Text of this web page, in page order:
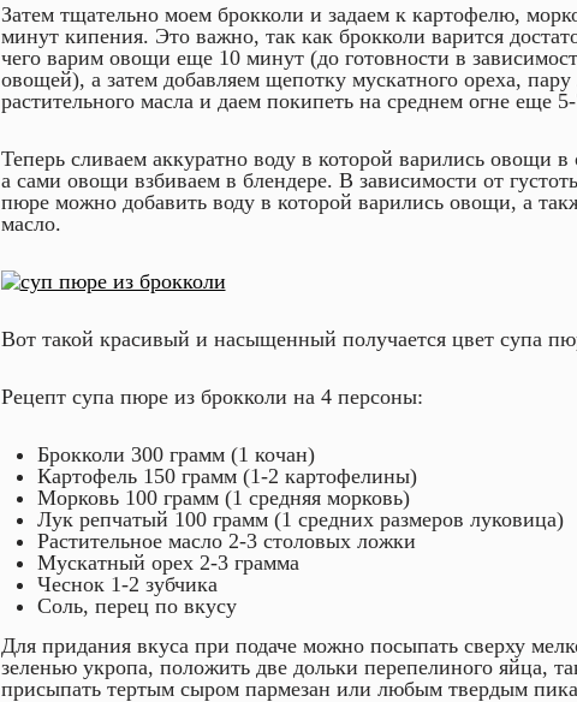
Затем тщательно моем брокколи и задаем к картофелю,
минут кипения. Это важно, так как брокколи варится
чего варим овощи еще 10 минут (до готовности в
овощей), а затем добавляем щепотку мускатного ореха,
растительного масла и даем покипеть на среднем огне еще
Теперь сливаем аккуратно воду в которой варились овощи в
а сами овощи взбиваем в блендере. В зависимости от
пюре можно добавить воду в которой варились овощи, а
масло.
Вот такой красивый и насыщенный получается цвет супа
Рецепт супа пюре из брокколи на 4 персоны:
Брокколи 300 грамм (1 кочан)
Картофель 150 грамм (1-2 картофелины)
Морковь 100 грамм (1 средняя морковь)
Лук репчатый 100 грамм (1 средних размеров луковица)
Растительное масло 2-3 столовых ложки
Мускатный орех 2-3 грамма
Чеснок 1-2 зубчика
Соль, перец по вкусу
Для придания вкуса при подаче можно посыпать сверху
зеленью укропа, положить две дольки перепелиного яйца,
присыпать тертым сыром пармезан или любым твердым